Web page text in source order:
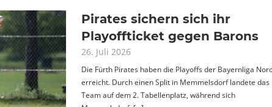
Pirates sichern sich ihr
Playoffticket gegen Barons
26. Juli 2026
Die Fürth Pirates haben die Playoffs der Bayernliga
erreicht. Durch einen Split in Memmelsdorf landete das
Team auf dem 2. Tabellenplatz, während sich